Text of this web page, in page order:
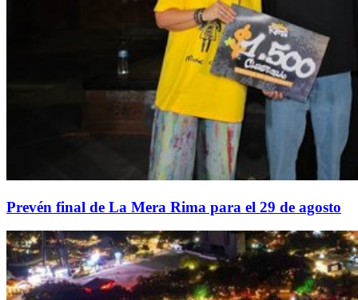
Prevén final de La Mera Rima para el 29 de agosto